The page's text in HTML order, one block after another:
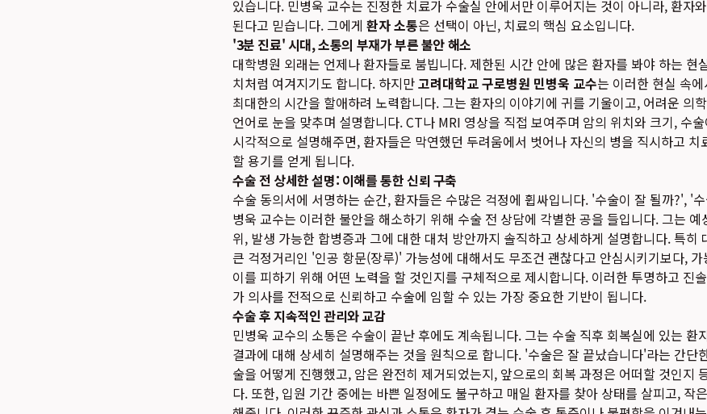
있습니다. 민병욱 교수는 진정한 치료가 수술실 안에서만 이루어지는 것이 아니라, 환자
된다고 믿습니다. 그에게 환자 소통은 선택이 아닌, 치료의 핵심 요소입니다.
'3분 진료' 시대, 소통의 부재가 부른 불안 해소
대학병원 외래는 언제나 환자들로 붐빕니다. 제한된 시간 안에 많은 환자를 봐야 하는 현
치처럼 여겨지기도 합니다. 하지만고려대학교 구로병원 민병욱 교수는 이러한 현실 속
최대한의 시간을 할애하려 노력합니다. 그는 환자의 이야기에 귀를 기울이고, 어려운 의
언어로 눈을 맞추며 설명합니다. CT나 MRI 영상을 직접 보여주며 암의 위치와 크기, 수
시각적으로 설명해주면, 환자들은 막연했던 두려움에서 벗어나 자신의 병을 직시하고 치
할 용기를 얻게 됩니다.
수술 전 상세한 설명: 이해를 통한 신뢰 구축
수술 동의서에 서명하는 순간, 환자들은 수많은 걱정에 휩싸입니다. '수술이 잘 될까?', '
병욱 교수는 이러한 불안을 해소하기 위해 수술 전 상담에 각별한 공을 들입니다. 그는
위, 발생 가능한 합병증과 그에 대한 대처 방안까지 솔직하고 상세하게 설명합니다. 특히
큰 걱정거리인 '인공 항문(장루)' 가능성에 대해서도 무조건 괜찮다고 안심시키기보다,
이를 피하기 위해 어떤 노력을 할 것인지를 구체적으로 제시합니다. 이러한 투명하고 진
가 의사를 전적으로 신뢰하고 수술에 임할 수 있는 가장 중요한 기반이 됩니다.
수술 후 지속적인 관리와 교감
민병욱 교수의 소통은 수술이 끝난 후에도 계속됩니다. 그는 수술 직후 회복실에 있는 환
결과에 대해 상세히 설명해주는 것을 원칙으로 합니다. '수술은 잘 끝났습니다'라는 간단
술을 어떻게 진행했고, 암은 완전히 제거되었는지, 앞으로의 회복 과정은 어떠할 것인지
다. 또한, 입원 기간 중에는 바쁜 일정에도 불구하고 매일 환자를 찾아 상태를 살피고, 작